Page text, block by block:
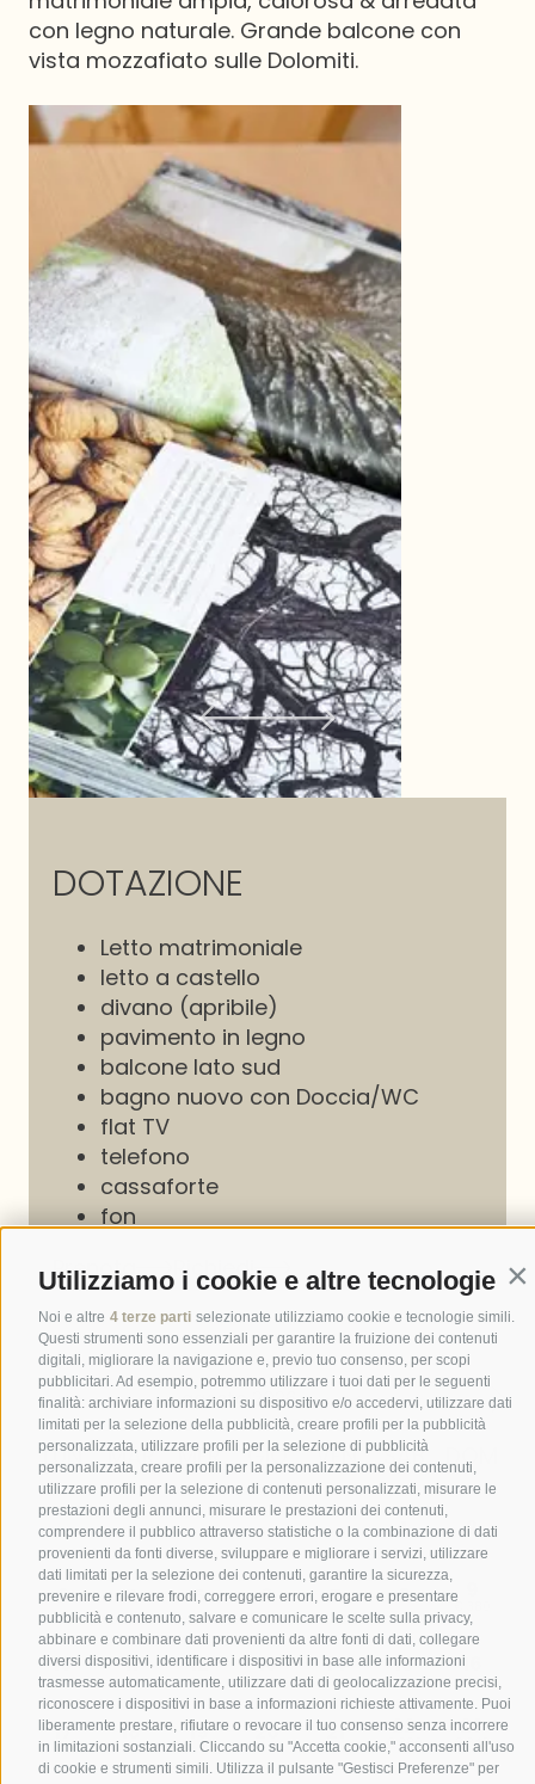
Utilizziamo i cookie e altre tecnologie
Noi e altre 4 terze parti selezionate utilizziamo cookie e tecnologie simili.
Questi strumenti sono essenziali per garantire la fruizione dei contenuti
digitali, migliorare la navigazione e, previo tuo consenso, per scopi
pubblicitari. Ad esempio, potremmo utilizzare i tuoi dati per le seguenti
finalità: archiviare informazioni su dispositivo e/o accedervi, utilizzare dati
limitati per la selezione della pubblicità, creare profili per la pubblicità
personalizzata, utilizzare profili per la selezione di pubblicità
personalizzata, creare profili per la personalizzazione dei contenuti,
utilizzare profili per la selezione di contenuti personalizzati, misurare le
prestazioni degli annunci, misurare le prestazioni dei contenuti,
comprendere il pubblico attraverso statistiche o la combinazione di dati
provenienti da fonti diverse, sviluppare e migliorare i servizi, utilizzare
dati limitati per la selezione dei contenuti, garantire la sicurezza,
prevenire e rilevare frodi, correggere errori, erogare e presentare
pubblicità e contenuto, salvare e comunicare le scelte sulla privacy,
abbinare e combinare dati provenienti da altre fonti di dati, collegare
diversi dispositivi, identificare i dispositivi in base alle informazioni
trasmesse automaticamente, utilizzare dati di geolocalizzazione precisi,
riconoscere i dispositivi in base a informazioni richieste attivamente. Puoi
liberamente prestare, rifiutare o revocare il tuo consenso senza incorrere
in limitazioni sostanziali. Cliccando su "Accetta cookie," acconsenti all'uso
di cookie e strumenti simili. Utilizza il pulsante "Gestisci Preferenze" per
con legno naturale. Grande balcone con
vista mozzafiato sulle Dolomiti.
DOTAZIONE
Letto matrimoniale
letto a castello
divano (apribile)
pavimento in legno
balcone lato sud
bagno nuovo con Doccia/WC
flat TV
telefono
cassaforte
fon
Prenota
Richiedi